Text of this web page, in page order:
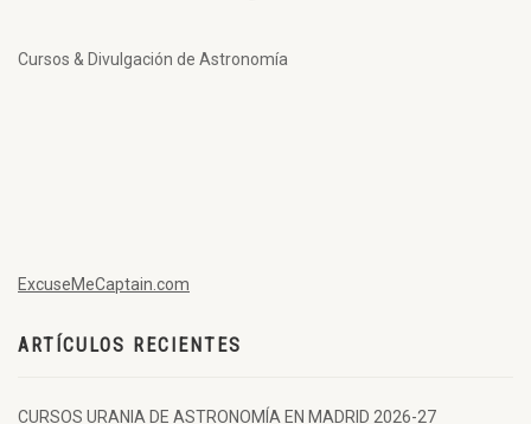
Cursos & Divulgación de Astronomía
ExcuseMeCaptain.com
ARTÍCULOS RECIENTES
CURSOS URANIA DE ASTRONOMÍA EN MADRID 2026-27